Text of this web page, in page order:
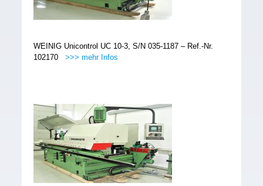
WEINIG Unicontrol UC 10-3, S/N 035-1187 – Ref.-Nr.
102170 >>> mehr Infos